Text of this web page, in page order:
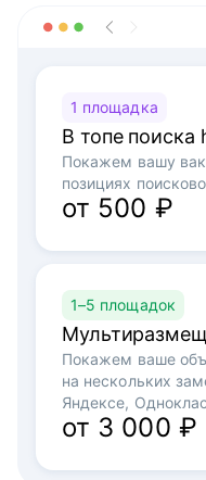
1 площадка
В топе поиска
Покажем вашу
позициях
от 500 ₽
1–5 площадок
Покажем ваше
на нескольких
Яндексе,
от 3 000 ₽